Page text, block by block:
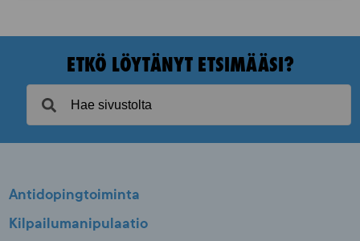
ETKÖ LÖYTÄNYT ETSIMÄÄSI?
Antidopingtoiminta
Kilpailumanipulaatio